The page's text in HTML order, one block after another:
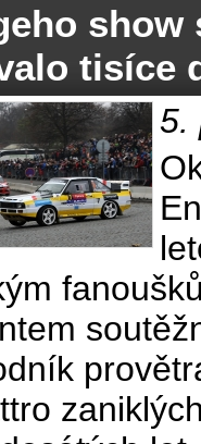
show
tisíce
5.